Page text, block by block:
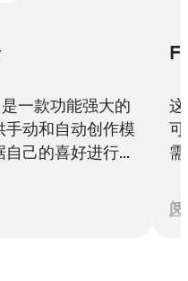
一款功能强大的
动和自动创作模
己的喜好进行编